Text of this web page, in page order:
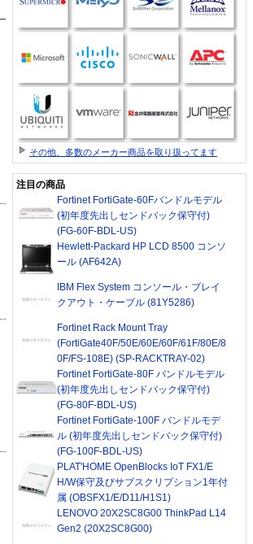
その他、多数のメーカー商品を取り扱ってます
注目の商品
Fortinet FortiGate-60Fバンドルモデル
(初年度先出しセンドバック保守付)
(FG-60F-BDL-US)
Hewlett-Packard HP LCD 8500 コンソ
ール (AF642A)
IBM Flex System コンソール・ブレイ
クアウト・ケーブル (81Y5286)
Fortinet Rack Mount Tray
(FortiGate40F/50E/60E/60F/61F/80E/8
0F/FS-108E) (SP-RACKTRAY-02)
Fortinet FortiGate-80F バンドルモデル
(初年度先出しセンドバック保守付)
(FG-80F-BDL-US)
Fortinet FortiGate-100F バンドルモデ
ル (初年度先出しセンドバック保守付)
(FG-100F-BDL-US)
PLAT'HOME OpenBlocks IoT FX1/E
H/W保守及びサブスクリプション1年付
属 (OBSFX1/E/D11/H1S1)
LENOVO 20X2SC8G00 ThinkPad L14
Gen2 (20X2SC8G00)